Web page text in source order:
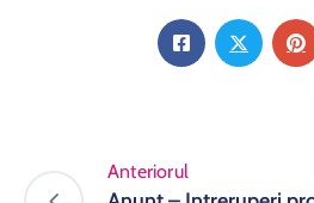
Anteriorul